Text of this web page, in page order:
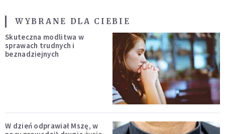
WYBRANE DLA CIEBIE
Skuteczna modlitwa w
sprawach trudnych i
beznadziejnych
W dzień odprawiał Mszę, w